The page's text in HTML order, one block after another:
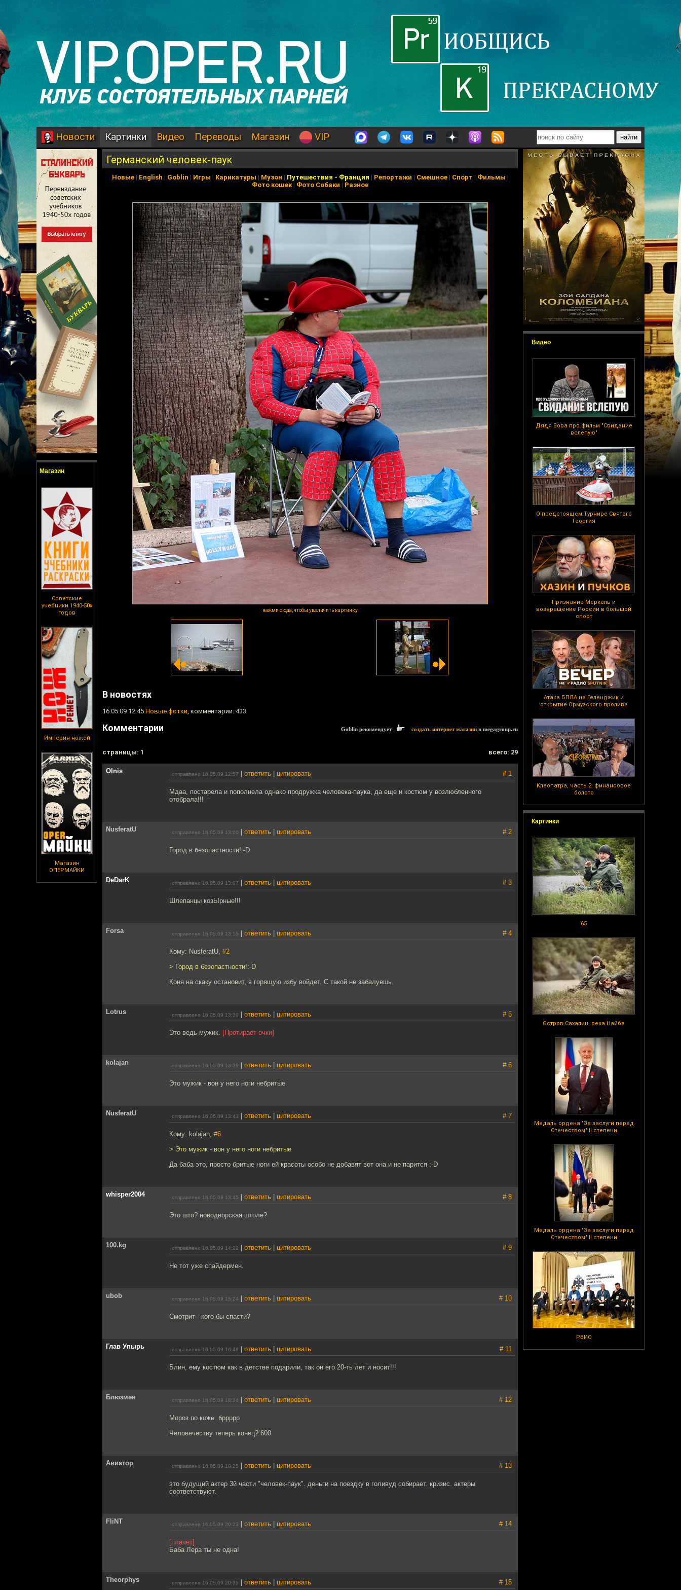
Новости Картинки Видео Переводы Магазин VIP
Магазин
Советские
учебники 1940-50х
годов
Империя ножей
Магазин
ОПЕРМАЙКИ
Видео
Дядя Вова про фильм "Свидание
вслепую"
О предстоящем Турнире Святого
Георгия
Признание Меркель и
возвращение России в большой
спорт
Атака БПЛА на Геленджик и
открытие Ормузского пролива
Клеопатра, часть 2: финансовое
болото
Картинки
65
Остров Сахалин, река Найба
Медаль ордена "За заслуги перед
Отечеством" II степени
Медаль ордена "За заслуги перед
Отечеством" II степени
РВИО
Германский человек-паук
Новые| English | Goblin | Игры | Карикатуры | Музон | Путешествия - Франция | Репортажи | Смешное| Спорт | Фильмы |
Фото кошек| Фото Собаки | Разное
нажми сюда, чтобы увеличить картинку
В новостях
16.05.09 12:45 Новые фотки, комментарии: 433
Комментарии Goblin рекомендует создать интернет магазин в megagroup.ru
cтраницы: 1 всего: 29
Olnis отправлено 16.05.09 12:57 ответить цитировать # 1
Мдаа, постарела и пополнела однако продружка человека-паука, да еще и костюм у возлюбленного
отобрала!!!
NusferatU отправлено 16.05.09 13:00 ответить цитировать # 2
Город в безопастности!:-D
DeDarK отправлено 16.05.09 13:07 ответить цитировать # 3
Шлепанцы козЫрные!!!
Forsa отправлено 16.05.09 13:15 ответить цитировать # 4
Кому: NusferatU, #2
> Город в безопастности!:-D
Коня на скаку остановит, в горящую избу войдет. С такой не забалуешь.
Lotrus отправлено 16.05.09 13:30 ответить цитировать # 5
Это ведь мужик. [Протирает очки]
kolajan отправлено 16.05.09 13:39 ответить цитировать # 6
Это мужик - вон у него ноги небритые
NusferatU отправлено 16.05.09 13:43 ответить цитировать # 7
Кому: kolajan, #6
> Это мужик - вон у него ноги небритые
Да баба это, просто бритые ноги ей красоты особо не добавят вот она и не парится :-D
whisper2004 отправлено 16.05.09 13:45 ответить цитировать # 8
Это што? новодворская штоле?
100.kg отправлено 16.05.09 14:22 ответить цитировать # 9
Не тот уже спайдермен.
ubob отправлено 16.05.09 15:24 ответить цитировать # 10
Смотрит - кого-бы спасти?
Глав Упырь отправлено 16.05.09 16:49 ответить цитировать # 11
Блин, ему костюм как в детстве подарили, так он его 20-ть лет и носит!!!
Блюзмен отправлено 16.05.09 18:34 ответить цитировать # 12
Мороз по коже..бррррр
Человечеству теперь конец? 600
Авиатор отправлено 16.05.09 19:25 ответить цитировать # 13
это будущий актер 3й части "человек-паук". деньги на поездку в голивуд собирает. кризис. актеры
соответствуют.
FliNT отправлено 16.05.09 20:23 ответить цитировать # 14
[плачет]
Баба Лера ты не одна!
Theorphys отправлено 16.05.09 20:35 ответить цитировать # 15